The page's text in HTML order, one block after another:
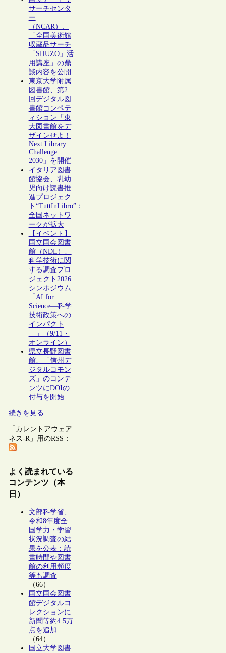
サーチセンタ
ー
（NCAR）、
「全国美術館
収蔵品サーチ
「SHŪZŌ」活
用講座」の鼎
談内容を公開
東京大学附属
図書館、第2
回デジタル図
書館コンペテ
ィション「東
大図書館をデ
ザインせよ！
Next Library
Challenge
2030」を開催
イタリア図書
館協会、乳幼
児向け読書推
進プロジェク
ト“TuttInLibro”：
全国ネットワ
ークが拡大
【イベント】
国立国会図書
館（NDL）、
科学技術に関
する調査プロ
ジェクト2026
シンポジウム
「AI for
Science―科学
技術政策への
インパクト
―」（9/11・
オンライン）
県立長野図書
館、「信州デ
ジタルコモン
ズ」のコンテ
ンツにDOIの
付与を開始
続きを見る
「カレントアウェア
ネス-R」用のRSS：
よく読まれている
コンテンツ（本
日）
文部科学省、
令和8年度全
国学力・学習
状況調査の結
果を公表：読
書時間や図書
館の利用頻度
等も調査
（66）
国立国会図書
館デジタルコ
レクションに
新聞等約4.5万
点を追加
（64）
国立大学図書